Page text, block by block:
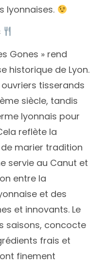
lyonnaises.
Gones » rend
historique de Lyon.
tisserands
siècle, tandis
lyonnais pour
reflète la
marier tradition
servie au Canut et
entre la
et des
et innovants. Le
saisons, concocte
frais et
finement